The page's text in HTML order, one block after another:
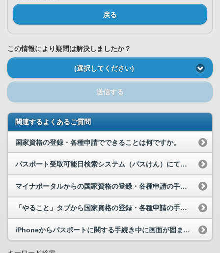
戻る
この情報により疑問は解決しましたか？
(選択してください)
送信する
関連するよくあるご質問
国家資格の登録・各種申請でできることは何ですか。
パスポート受取可能日検索システム（パスけん）にて、パスポートの作成状況が確認できません。
マイナポータルからの国家資格の登録・各種申請の手続きが完了しているかどのように確認すればよいですか。
「やること」タブから国家資格の登録・各種申請の手続きを選択したら、「決済する」ボタンがありまし...
iPhoneからパスポートに関する手続き中に画面が固まりました（フリーズしました）。どうすれば...